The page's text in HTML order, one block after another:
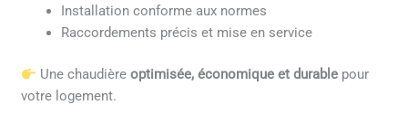
Installation conforme aux normes
Raccordements précis et mise en service
Une chaudière optimisée, économique et durablepour
votre logement.